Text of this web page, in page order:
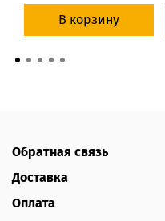
В корзину
Обратная связь
Доставка
Оплата